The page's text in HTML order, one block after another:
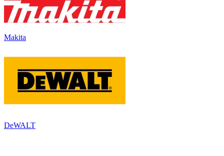
Makita
DeWALT